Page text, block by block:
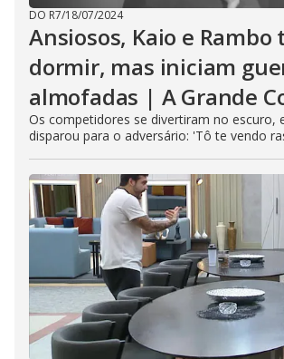
DO R7/18/07/2024
Ansiosos, Kaio e
dormir, mas iniciam
almofadas | A Grande
Os competidores se divertiram no escuro,
disparou para o adversário: 'Tô te vendo